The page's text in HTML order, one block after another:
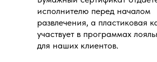
исполнителю перед началом
развлечения, а пластиковая
участвует в программах
для наших клиентов.